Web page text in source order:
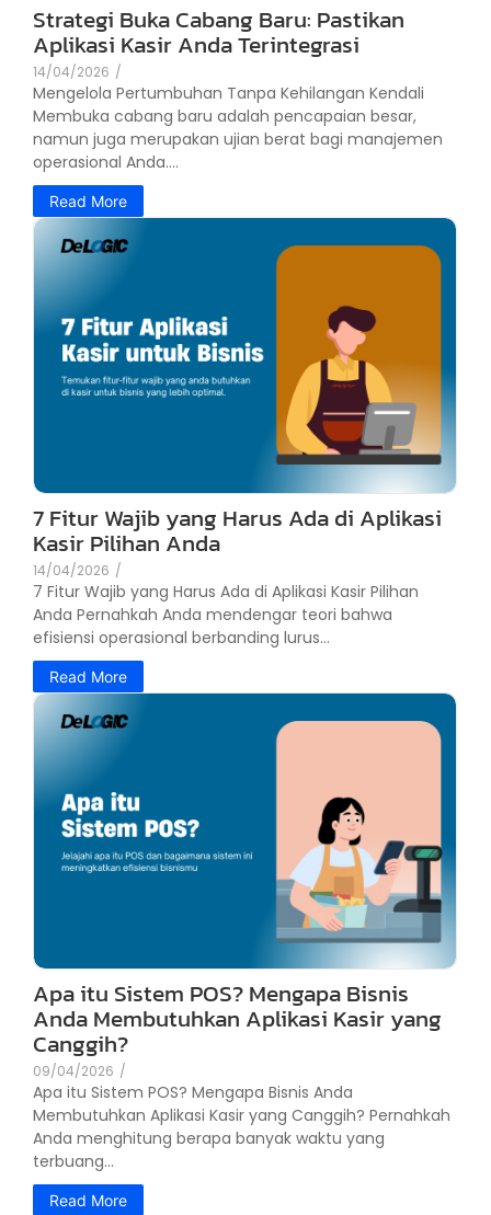
Strategi Buka Cabang Baru: Pastikan
Aplikasi Kasir Anda Terintegrasi
14/04/2026 /
Mengelola Pertumbuhan Tanpa Kehilangan Kendali
Membuka cabang baru adalah pencapaian besar,
namun juga merupakan ujian berat bagi manajemen
operasional Anda....
Read More
7 Fitur Wajib yang Harus Ada di Aplikasi
Kasir Pilihan Anda
14/04/2026 /
7 Fitur Wajib yang Harus Ada di Aplikasi Kasir Pilihan
Anda Pernahkah Anda mendengar teori bahwa
efisiensi operasional berbanding lurus...
Read More
Apa itu Sistem POS? Mengapa Bisnis
Anda Membutuhkan Aplikasi Kasir yang
Canggih?
09/04/2026 /
Apa itu Sistem POS? Mengapa Bisnis Anda
Membutuhkan Aplikasi Kasir yang Canggih? Pernahkah
Anda menghitung berapa banyak waktu yang
terbuang...
Read More